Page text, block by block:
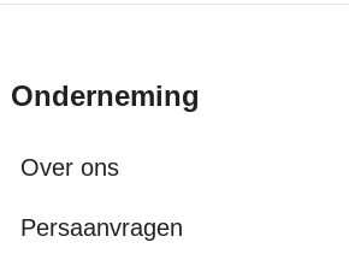
Onderneming
Over ons
Persaanvragen